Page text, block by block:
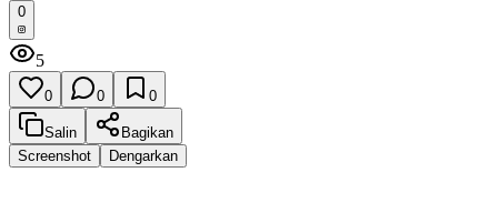
0
5
0 0 0
Salin
Bagikan
Screenshot
Dengarkan